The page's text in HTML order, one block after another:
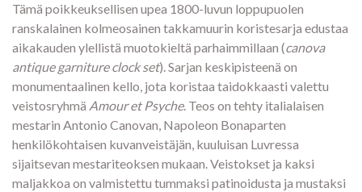
Tämä poikkeuksellisen upea 1800-luvun loppupuolen
ranskalainen kolmeosainen takkamuurin koristesarja edustaa
aikakauden ylellistä muotokieltä parhaimmillaan (canova
antique garniture clock set). Sarjan keskipisteenä on
monumentaalinen kello, jota koristaa taidokkaasti valettu
veistosryhmä Amour et Psyche. Teos on tehty italialaisen
mestarin Antonio Canovan, Napoleon Bonaparten
henkilökohtaisen kuvanveistäjän, kuuluisan Luvressa
sijaitsevan mestariteoksen mukaan. Veistokset ja kaksi
maljakkoa on valmistettu tummaksi patinoidusta ja mustaksi